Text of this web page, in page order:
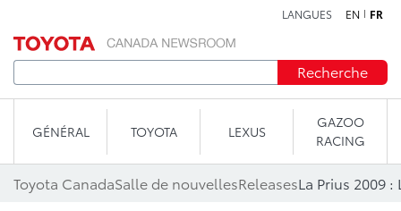
LANGUES EN FR
Recherche
GÉNÉRAL TOYOTA LEXUS
GAZOO
RACING
Toyota CanadaSalle de nouvellesReleases